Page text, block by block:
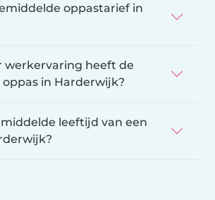
oppastarief in
werkervaring heeft de
in Harderwijk?
leeftijd van een